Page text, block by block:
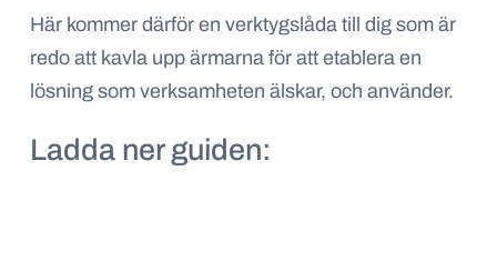
Här kommer därför en verktygslåda till dig som är
redo att kavla upp ärmarna för att etablera en
lösning som verksamheten älskar, och använder.
Ladda ner guiden: